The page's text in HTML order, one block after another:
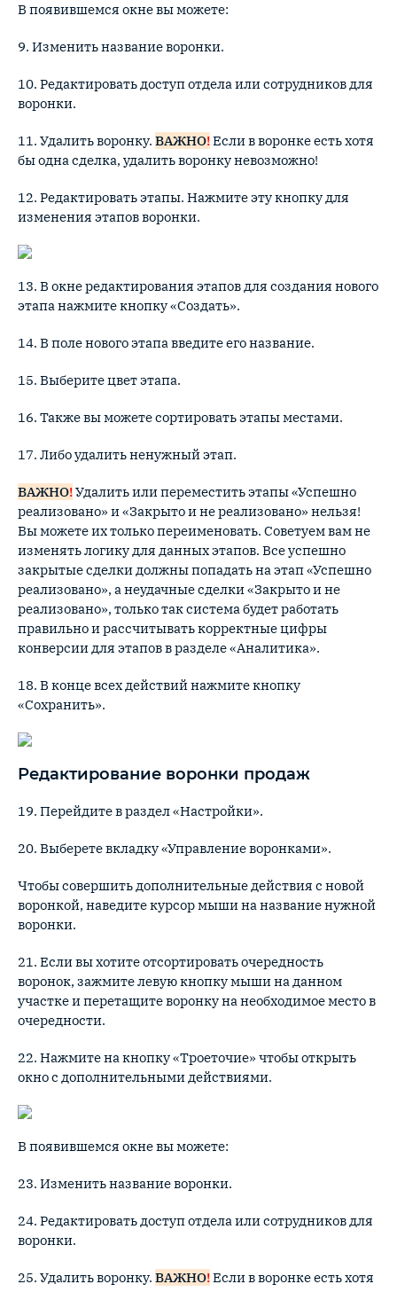
В появившемся окне вы можете:
9. Изменить название воронки.
10. Редактировать доступ отдела или сотрудников для
воронки.
11. Удалить воронку. ВАЖНО!Если в воронке есть хотя
бы одна сделка, удалить воронку невозможно!
12. Редактировать этапы. Нажмите эту кнопку для
изменения этапов воронки.
13. В окне редактирования этапов для создания нового
этапа нажмите кнопку «Создать».
14. В поле нового этапа введите его название.
15. Выберите цвет этапа.
16. Также вы можете сортировать этапы местами.
17. Либо удалить ненужный этап.
ВАЖНО!Удалить или переместить этапы «Успешно
реализовано» и «Закрыто и не реализовано» нельзя!
Вы можете их только переименовать. Советуем вам не
изменять логику для данных этапов. Все успешно
закрытые сделки должны попадать на этап «Успешно
реализовано», а неудачные сделки «Закрыто и не
реализовано», только так система будет работать
правильно и рассчитывать корректные цифры
конверсии для этапов в разделе «Аналитика».
18. В конце всех действий нажмите кнопку
«Сохранить».
Редактирование воронки продаж
19. Перейдите в раздел «Настройки».
20. Выберете вкладку «Управление воронками».
Чтобы совершить дополнительные действия с новой
воронкой, наведите курсор мыши на название нужной
воронки.
21. Если вы хотите отсортировать очередность
воронок, зажмите левую кнопку мыши на данном
участке и перетащите воронку на необходимое место в
очередности.
22. Нажмите на кнопку «Троеточие» чтобы открыть
окно с дополнительными действиями.
В появившемся окне вы можете:
23. Изменить название воронки.
24. Редактировать доступ отдела или сотрудников для
воронки.
25. Удалить воронку. ВАЖНО!Если в воронке есть хотя